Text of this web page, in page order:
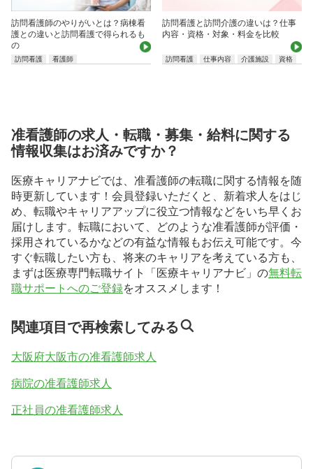
訪問看護師のやりがいとは？病棟看
護との違いと訪問看護で得られるも
の
訪問看護 看護師
訪問看護と訪問介護の違いは？仕事
内容・資格・対象・料金を比較
訪問看護 仕事内容 介護施設 資格
准看護師の求人・転職・募集・給料に関する
情報収集はお済みですか？
医療キャリアナビでは、准看護師の転職に関する情報を随
時更新しています！会員登録いただくと、新着求人をはじ
め、転職やキャリアアップに役立つ情報などをいち早くお
届けします。転職において、どのような准看護師が評価・
採用されているかなどの有益な情報もお伝え可能です。今
すぐ転職したい方も、将来のキャリアを考えている方も、
まずは医療専門転職サイト「医療キャリアナビ」の無料転
職サポートへのご登録をオススメします！
関連項目で再検索してみる
大阪府大阪市の准看護師求人
病院の准看護師求人
正社員の准看護師求人